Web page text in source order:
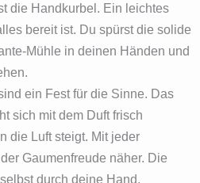
die Handkurbel. Ein leichtes
bereit ist. Du spürst die solide
Mühle in deinen Händen und
ein Fest für die Sinne. Das
sich mit dem Duft frisch
die Luft steigt. Mit jeder
Gaumenfreude näher. Die
durch deine Hand,